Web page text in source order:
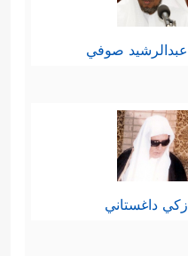
عبدالرشيد صوفي
زكي داغستاني